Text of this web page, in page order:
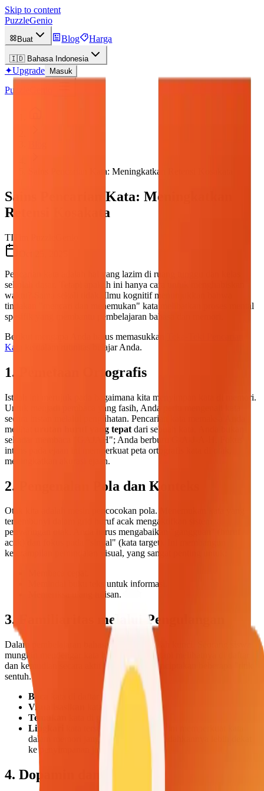
Skip to content
PuzzleGenio
Buat Blog Harga
🇮🇩 Bahasa Indonesia
✦Upgrade Masuk
PuzzleGenio
Sains Pencarian Kata: Meningkatkan Retensi Kosakata
Sains Pencarian Kata: Meningkatkan
Retensi Kosakata
TI
Pencarian kata adalah hal yang lazim di ruang tunggu dan kelas
sekolah dasar. Tetapi apakah ini hanya cara untuk menghabiskan
waktu? Sama sekali tidak. Ilmu kognitif menunjukkan bahwa
tindakan "mencari dan menemukan" kata melibatkan proses mental
spesifik yang membantu pembelajaran bahasa dan memori.
Berikut mengapa Anda harus memasukkan
Kata
ke dalam rutinitas belajar Anda.
1. Pemetaan Ortografis
Istilah ini merujuk pada bagaimana kita menyimpan kata di memori.
Untuk menjadi pembaca yang fasih, Anda perlu mengenali kata
secara instan melalui penglihatan. Pencarian kata memaksa Anda
melihat
urutan huruf yang tepat dari sebuah kata. Anda bukan
sekadar membaca "GAJAH"; Anda berburu G-A-J-A-H. Fokus
intens pada ejaan ini memperkuat peta ortografis kata di otak,
meningkatkan akurasi ejaan.
2. Pengenalan Pola dan Konteks
Otak kita adalah mesin pencocokan pola. Menemukan kata yang
tersembunyi dalam grid huruf acak mengaktifkan sistem
penyaringan otak. Anda harus mengabaikan "gangguan" (huruf
acak) dan fokus pada "sinyal" (kata target). Ini membangun
keterampilan pemindaian visual, yang sangat penting untuk:
Memindai buku teks untuk informasi.
Memeriksa ulang tulisan.
3. Familiaritas melalui Pengulangan
Dalam pembelajaran bahasa, paparan adalah kunci. Seorang siswa
mungkin mendengar kata baru di kelas, tetapi melihatnya di daftar
dan kemudian secara aktif mencarinya menciptakan beberapa "titik
sentuh."
Baca
kata di daftar kata.
Visualisasikan
kata tersebut.
Temukan
kata di grid.
Lingkari
kata tersebut. Pengulangan ini memperkuat kata
dalam memori jangka pendek, memindahkannya lebih dekat
ke penyimpanan jangka panjang.
4. Dopamin dan Motivasi